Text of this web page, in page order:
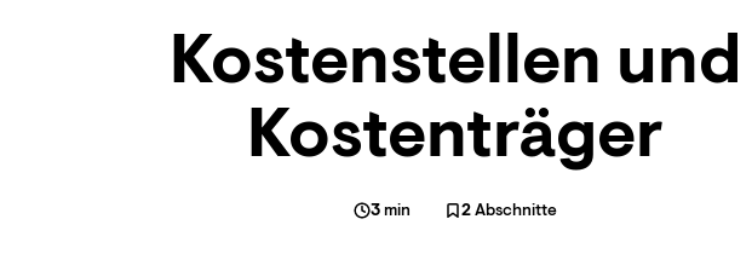
Kostenstellen und
Kostenträger
3min 2Abschnitte